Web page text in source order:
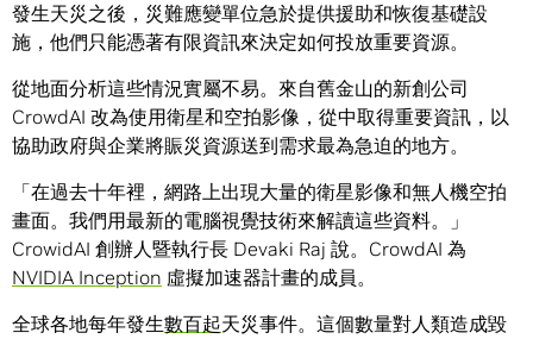
發生天災之後，災難應變單位急於提供援助和恢復基礎設
施，他們只能憑著有限資訊來決定如何投放重要資源。
從地面分析這些情況實屬不易。來自舊金山的新創公司
CrowdAI 改為使用衛星和空拍影像，從中取得重要資訊，以
協助政府與企業將賑災資源送到需求最為急迫的地方。
「在過去十年裡，網路上出現大量的衛星影像和無人機空拍
畫面。我們用最新的電腦視覺技術來解讀這些資料。」
CrowidAI 創辦人暨執行長 Devaki Raj 說。CrowdAI 為
NVIDIA Inception 虛擬加速器計畫的成員。
全球各地每年發生數百起天災事件。這個數量對人類造成毀